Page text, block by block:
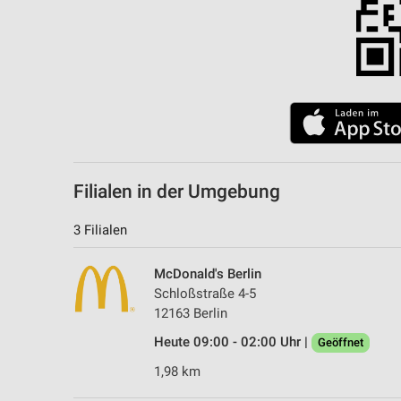
Filialen in der Umgebung
3 Filialen
McDonald's Berlin
Schloßstraße 4-5
12163 Berlin
Heute 09:00 - 02:00 Uhr |
Geöffnet
1,98 km